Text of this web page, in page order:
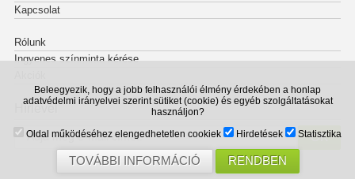
Beleegyezik, hogy a jobb felhasználói élmény érdekében a honlap
adatvédelmi irányelvei szerint sütiket (cookie) és egyéb szolgáltatásokat
használjon?
Oldal működéséhez elengedhetetlen cookiek
Hirdetések Statisztika
TOVÁBBI INFORMÁCIÓ RENDBEN
Kapcsolat
Rólunk
Ingyenes színminta kérése
Hírlevél
OK